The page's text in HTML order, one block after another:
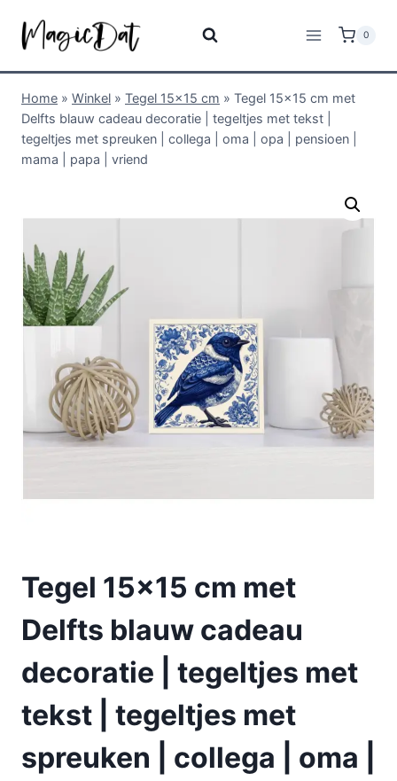
0
Home » Winkel » Tegel 15x15 cm » Tegel 15×15 cm met
Delfts blauw cadeau decoratie | tegeltjes met tekst |
tegeltjes met spreuken | collega | oma | opa | pensioen |
mama | papa | vriend
Tegel 15×15 cm met
Delfts blauw cadeau
decoratie | tegeltjes met
tekst | tegeltjes met
spreuken | collega | oma |